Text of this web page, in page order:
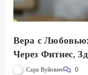
Вера с
Через Фитнес,
Жизнь
Сара Вуйович 0